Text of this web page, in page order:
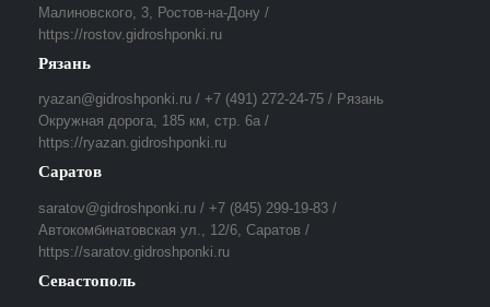
Малиновского, 3, Ростов-на-Дону /
https://rostov.gidroshponki.ru
Рязань
ryazan@gidroshponki.ru / +7 (491) 272-24-75 / Рязань
Окружная дорога, 185 км, стр. 6а /
https://ryazan.gidroshponki.ru
Саратов
saratov@gidroshponki.ru / +7 (845) 299-19-83 /
Автокомбинатовская ул., 12/6, Саратов /
https://saratov.gidroshponki.ru
Севастополь